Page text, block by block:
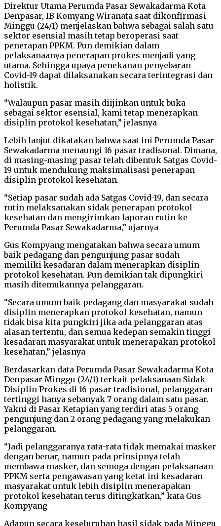
Direktur Utama Perumda Pasar Sewakadarma Kota
Denpasar, IB Komyang Wiranata saat dikonfirmasi
Minggu (24/1) menjelaskan bahwa sebagai salah satu
sektor esensial masih tetap beroperasi saat
penerapan PPKM. Pun demikian dalam
pelaksanaanya penerapan prokes menjadi yang
utama. Sehingga upaya penekanan penyebaran
Covid-19 dapat dilaksanakan secara terintegrasi dan
holistik.
“Walaupun pasar masih diijinkan untuk buka
sebagai sektor esensial, kami tetap menerapkan
disiplin protokol kesehatan,” jelasnya
Lebih lanjut dikatakan bahwa saat ini Perumda Pasar
Sewakadarma menaungi 16 pasar tradisonal. Dimana,
di masing-masing pasar telah dibentuk Satgas Covid-
19 untuk mendukung maksimalisasi penerapan
disiplin protokol kesehatan.
“Setiap pasar sudah ada Satgas Covid-19, dan secara
rutin melaksanakan sidak penerapan protokol
kesehatan dan mengirimkan laporan rutin ke
Perumda Pasar Sewakadarma,” ujarnya
Gus Kompyang mengatakan bahwa secara umum
baik pedagang dan pengunjung pasar sudah
memiliki kesadaran dalam menerapkan disiplin
protokol kesehatan. Pun demikian tak dipungkiri
masih ditemukannya pelanggaran.
“Secara umum baik pedagang dan masyarakat sudah
disiplin menerapkan protokol kesehatan, namun
tidak bisa kita pungkiri jika ada pelanggaran atas
alasan tertentu, dan semua kedepan semakin tinggi
kesadaran masyarakat untuk menerapakan protokol
kesehatan,” jelasnya
Berdasarkan data Perumda Pasar Sewakadarma Kota
Denpasar Minggu (24/1) terkait pelaksanaan Sidak
Disiplin Prokes di 16 pasar tradisional, pelanggaran
tertinggi hanya sebanyak 7 orang dalam satu pasar.
Yakni di Pasar Ketapian yang terdiri atas 5 orang
pengunjung dan 2 orang pedagang yang melakukan
pelanggaran.
“Jadi pelanggaranya rata-rata tidak memakai masker
dengan benar, namun pada prinsipnya telah
membawa masker, dan semoga dengan pelaksanaan
PPKM serta pengawasan yang ketat ini kesadaran
masyarakat untuk lebih disiplin menerapakan
protokol kesehatan terus ditingkatkan,” kata Gus
Kompyang
Adapun secara keseluruhan hasil sidak pada Minggu